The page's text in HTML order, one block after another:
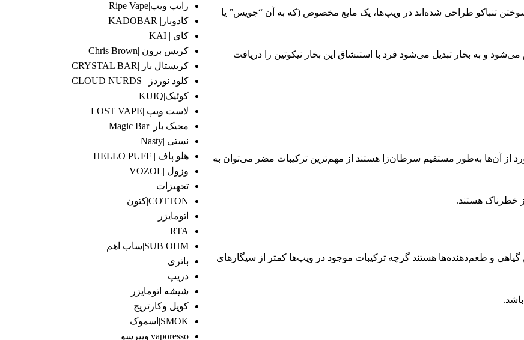
سوختن تنباکو طراحی شده‌اند در ویپ‌ها، یک مایع مخصوص (که به آن “جویس” یا
و به بخار تبدیل می‌شود فرد با استنشاق این بخار نیکوتین را دریافت
حاوی بیش از ۷۰۰۰ ماده شیمیایی مختلف است که حدود ۷۰ مورد از آن‌ها به‌طور مستقیم سرطان‌زا هستند از مهم‌ترین ترکیبات مضر می‌توان به
خطرناک هستند.
گیاهی و طعم‌دهنده‌ها هستند گرچه ترکیبات موجود در ویپ‌ها کمتر از سیگارهای
رایپ ویپ|Ripe Vape
کادوبار| KADOBAR
کای | KAI
کریس برون |Chris Brown
کریستال بار |CRYSTAL BAR
کلود نوردز | CLOUD NURDS
کوئیک|KUIQ
لاست ویپ |LOST VAPE
مجیک بار |Magic Bar
نستی |Nasty
هلو پاف | HELLO PUFF
وزول |VOZOL
تجهیزات
COTTON|کتون
اتومایزر
RTA
SUB OHM|ساب اهم
باتری
دریپ
شیشه اتومایزر
کویل وکارتریج
SMOK|اسموک
vaporesso|ویپرسو